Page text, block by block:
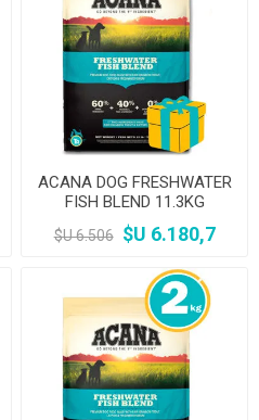
ACANA DOG FRESHWATER
FISH BLEND 11.3KG
$U 6.506 $U 6.180,7